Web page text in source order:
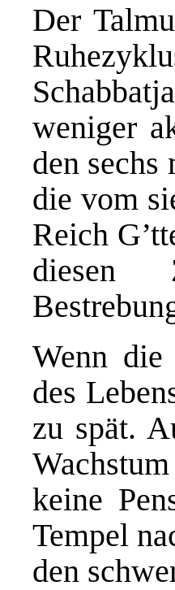
Der
weniger
den sechs
die vom
Reich
diesen
Wenn
des
zu spät.
keine
Tempel
den